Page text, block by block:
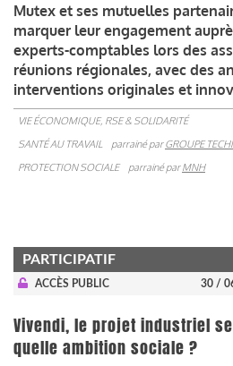
Mutex et ses mutuelles
marquer leur engagement
experts-comptables lors des
réunions régionales, avec des
interventions originales et
VIE ÉCONOMIQUE, RSE & SOLIDARITÉ
SANTÉ AU TRAVAIL
parrainé parGROUPE
PROTECTION SOCIALE
parrainé parMNH
PARTICIPATIF
ACCÈS PUBLIC 30 /
Vivendi, le projet industriel
quelle ambition sociale ?